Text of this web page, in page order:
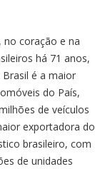
no coração e na
há 71 anos,
é a maior
do País,
de veículos
exportadora do
brasileiro, com
de unidades